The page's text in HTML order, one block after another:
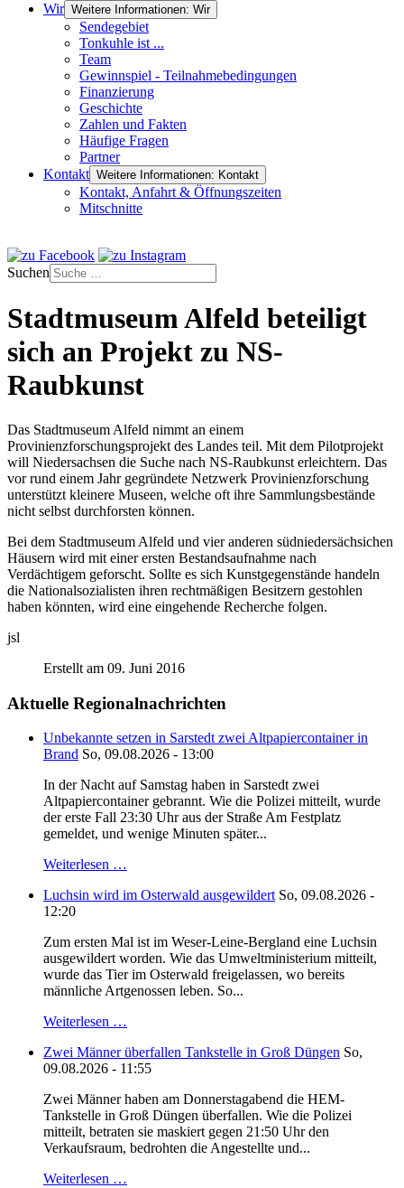
Wir Weitere Informationen: Wir
Sendegebiet
Tonkuhle ist ...
Team
Gewinnspiel - Teilnahmebedingungen
Finanzierung
Geschichte
Zahlen und Fakten
Häufige Fragen
Partner
Kontakt Weitere Informationen: Kontakt
Kontakt, Anfahrt & Öffnungszeiten
Mitschnitte
Suchen
Stadtmuseum Alfeld beteiligt
sich an Projekt zu NS-
Raubkunst
Das Stadtmuseum Alfeld nimmt an einem
Provinienzforschungsprojekt des Landes teil. Mit dem Pilotprojekt
will Niedersachsen die Suche nach NS-Raubkunst erleichtern. Das
vor rund einem Jahr gegründete Netzwerk Provinienzforschung
unterstützt kleinere Museen, welche oft ihre Sammlungsbestände
nicht selbst durchforsten können.
Bei dem Stadtmuseum Alfeld und vier anderen südniedersächsichen
Häusern wird mit einer ersten Bestandsaufnahme nach
Verdächtigem geforscht. Sollte es sich Kunstgegenstände handeln
die Nationalsozialisten ihren rechtmäßigen Besitzern gestohlen
haben könnten, wird eine eingehende Recherche folgen.
jsl
Erstellt am 09. Juni 2016
Aktuelle Regionalnachrichten
Unbekannte setzen in Sarstedt zwei Altpapiercontainer in
Brand So, 09.08.2026 - 13:00
In der Nacht auf Samstag haben in Sarstedt zwei
Altpapiercontainer gebrannt. Wie die Polizei mitteilt, wurde
der erste Fall 23:30 Uhr aus der Straße Am Festplatz
gemeldet, und wenige Minuten später...
Weiterlesen …
Luchsin wird im Osterwald ausgewildert So, 09.08.2026 -
12:20
Zum ersten Mal ist im Weser-Leine-Bergland eine Luchsin
ausgewildert worden. Wie das Umweltministerium mitteilt,
wurde das Tier im Osterwald freigelassen, wo bereits
männliche Artgenossen leben. So...
Weiterlesen …
Zwei Männer überfallen Tankstelle in Groß Düngen So,
09.08.2026 - 11:55
Zwei Männer haben am Donnerstagabend die HEM-
Tankstelle in Groß Düngen überfallen. Wie die Polizei
mitteilt, betraten sie maskiert gegen 21:50 Uhr den
Verkaufsraum, bedrohten die Angestellte und...
Weiterlesen …